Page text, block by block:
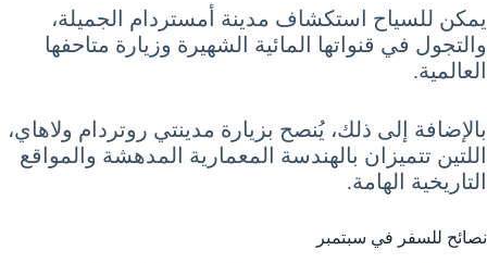
يمكن للسياح استكشاف مدينة أمستردام الجميلة،
والتجول في قنواتها المائية الشهيرة وزيارة متاحفها
العالمية.
بالإضافة إلى ذلك، يُنصح بزيارة مدينتي روتردام ولاهاي،
اللتين تتميزان بالهندسة المعمارية المدهشة والمواقع
التاريخية الهامة.
نصائح للسفر في سبتمبر